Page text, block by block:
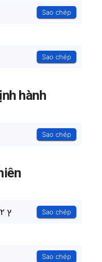
Sao chép
Sao chép
hành
Sao chép
❛❜Chữ︵²⁰⁰⁸V͙ĨếŤ︵²⁰⁰⁸7A⃣ץ ۲ Sao chép
Sao chép